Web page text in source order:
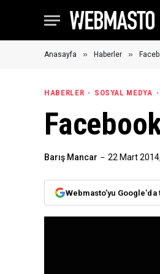
Anasayfa » Haberler »
HABERLER SOSYAL MEDYA
Barış Mancar 22 Mart
Webmasto'yu